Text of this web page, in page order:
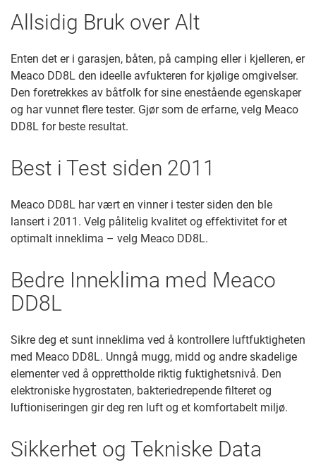
Allsidig Bruk over Alt
Enten det er i garasjen, båten, på camping eller i kjelleren, er
Meaco DD8L den ideelle avfukteren for kjølige omgivelser.
Den foretrekkes av båtfolk for sine enestående egenskaper
og har vunnet flere tester. Gjør som de erfarne, velg Meaco
DD8L for beste resultat.
Best i Test siden 2011
Meaco DD8L har vært en vinner i tester siden den ble
lansert i 2011. Velg pålitelig kvalitet og effektivitet for et
optimalt inneklima – velg Meaco DD8L.
Bedre Inneklima med Meaco
DD8L
Sikre deg et sunt inneklima ved å kontrollere luftfuktigheten
med Meaco DD8L. Unngå mugg, midd og andre skadelige
elementer ved å opprettholde riktig fuktighetsnivå. Den
elektroniske hygrostaten, bakteriedrepende filteret og
luftioniseringen gir deg ren luft og et komfortabelt miljø.
Sikkerhet og Tekniske Data